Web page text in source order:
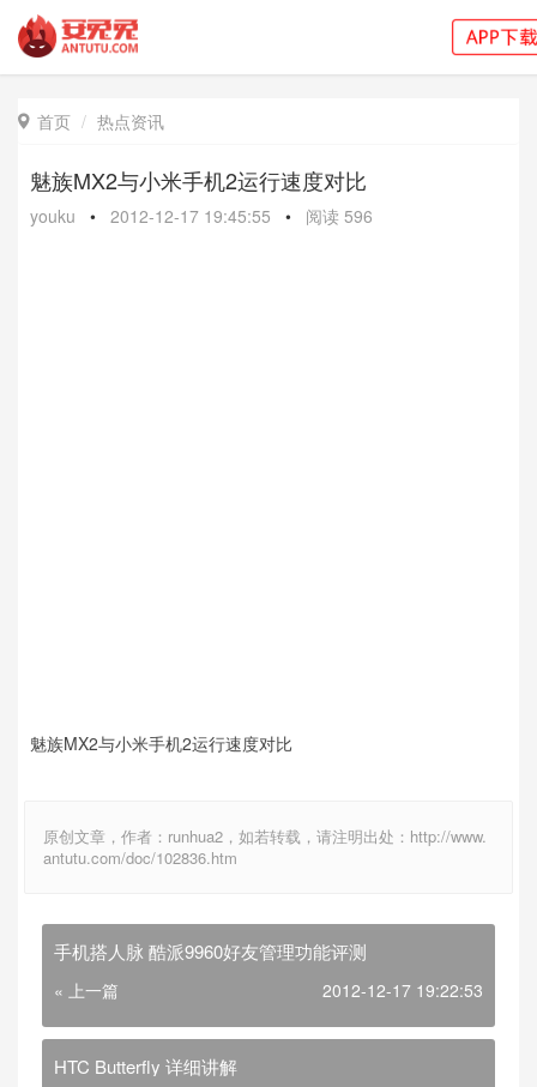
 首页 热点资讯
魅族MX2与小米手机2运行速度对比
youku • 2012-12-17 19:45:55 • 阅读 596
魅族MX2与小米手机2运行速度对比
原创文章，作者：runhua2，如若转载，请注明出处：http://www.
antutu.com/doc/102836.htm
手机搭人脉 酷派9960好友管理功能评测
« 上一篇 2012-12-17 19:22:53
HTC Butterfly 详细讲解